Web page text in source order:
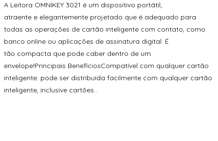
Leitor Acura Reader Uhf Sargas
Leitor Acura RFID UHF TSL-1153
Leitor Acura Uhf Acupad 50
Leitor Acura Uhf Acupad 50 Mux
Leitor Acura Uhf Izar
A Leitora OMNIKEY 3021 é um dispositivo portátil,
atraente e elegantemente projetado que é adequado para
todas as operações de cartão inteligente com contato, como
banco online ou aplicações de assinatura digital. É
tão compacta que pode caber dentro de um
envelope!Principais BenefíciosCompatível com qualquer cartão
inteligente: pode ser distribuída facilmente com qualquer cartão
inteligente, inclusive cartões...